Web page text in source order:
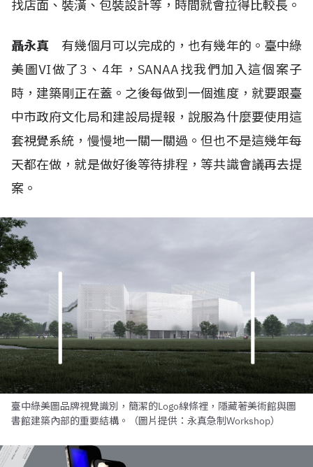
找店面、裝潢、包裝設計等，時間就會拉得比較長。
聶永真 有幾個月可以完成的，也有幾年的。臺中綠
美圖VI做了 3 、 4年， SANAA找我們加入這個案子
時，建築剛正在蓋。之後每做到一個進度，就要跟臺
中市政府文化局和建設局提報，說服為什麼要使用這
套視覺系統，慢慢地一關一關過。但也不是這幾年每
天都在做，就是做好後等待排程，等共識會議再去提
案。
臺中綠美圖品牌視覺識別，簡潔的Logo線條裡，隱藏著美術館與圖
書館建築內部的重要結構。（圖片提供：永真急制Workshop）